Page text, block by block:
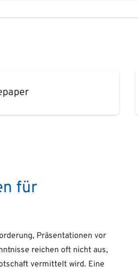
für
Präsentationen vor
reichen oft nicht aus,
vermittelt wird. Eine